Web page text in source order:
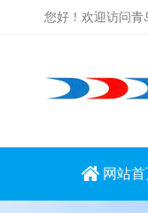
您好！欢迎访问青
网站